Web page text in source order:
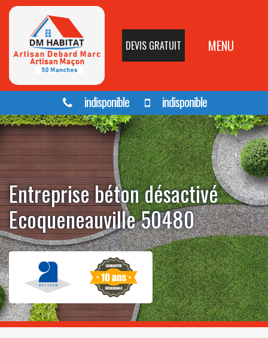
DEVIS GRATUIT MENU
indisponible indisponible
Entreprise béton désactivé
Ecoqueneauville 50480